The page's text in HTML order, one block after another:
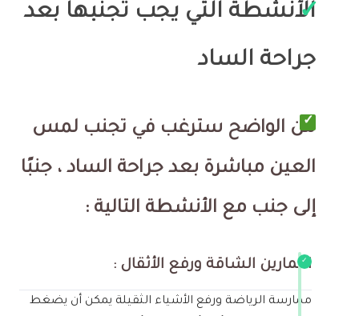
الأنشطة التي يجب تجنبها بعد
جراحة الساد
من الواضح سترغب في تجنب لمس
العين مباشرة بعد جراحة الساد ، جنبًا
إلى جنب مع الأنشطة التالية :
التمارين الشاقة ورفع الأثقال :
ممارسة الرياضة ورفع الأشياء الثقيلة يمكن أن يضغط